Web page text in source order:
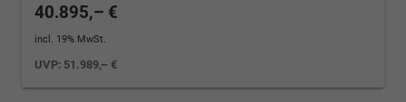
40.895,– €
incl. 19% MwSt.
UVP: 51.989,– €